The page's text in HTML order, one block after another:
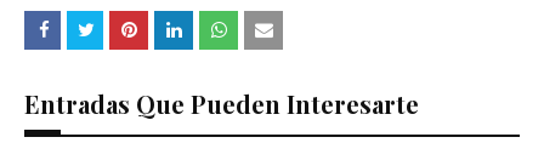
Entradas Que Pueden Interesarte